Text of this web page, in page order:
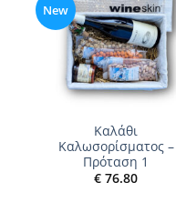
New
Add to
wishlist
Καλάθι
Καλωσορίσματος –
Πρόταση 1
€ 76.80